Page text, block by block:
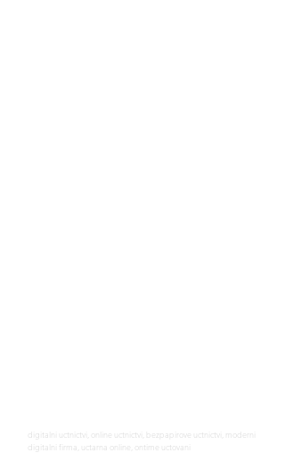
digitalni uctnictvi, online uctnictvi, bezpapirove uctnictvi, moderni
digitalni firma, uctarna online, ontime uctovani